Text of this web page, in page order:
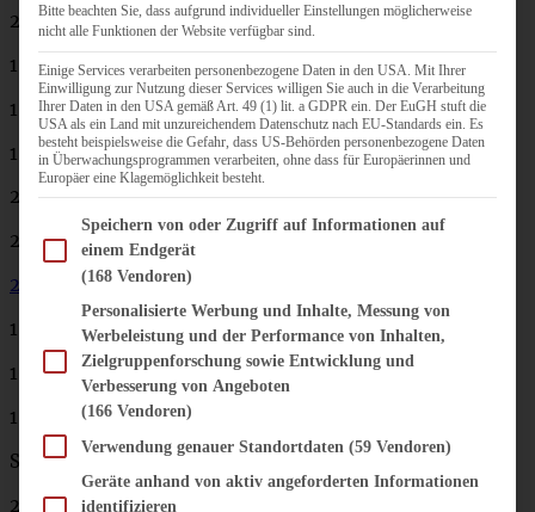
2 große Möhren
1 Zwiebel
1 Knoblauchzehe
150 g Erbsen TK
2 EL Tomatenmark
2 EL Mehl
2 EL Worcester-Sauce
150 ml Gemüsebrühe
100 ml Rotwein
1 TL Thymian
Salz und frisch gemahlener Pfeffer
2 – 3 EL Öl
Bitte beachten Sie, dass aufgrund individueller Einstellungen möglicherweise
nicht alle Funktionen der Website verfügbar sind.
Einige Services verarbeiten personenbezogene Daten in den USA. Mit Ihrer
Einwilligung zur Nutzung dieser Services willigen Sie auch in die Verarbeitung
Ihrer Daten in den USA gemäß Art. 49 (1) lit. a GDPR ein. Der EuGH stuft die
USA als ein Land mit unzureichendem Datenschutz nach EU-Standards ein. Es
besteht beispielsweise die Gefahr, dass US-Behörden personenbezogene Daten
in Überwachungsprogrammen verarbeiten, ohne dass für Europäerinnen und
Europäer eine Klagemöglichkeit besteht.
Im Folgenden finden Sie eine Liste der Zwecke des IAB Transparency and Consent
Speichern von oder Zugriff auf Informationen auf
einem Endgerät
(168 Vendoren)
Personalisierte Werbung und Inhalte, Messung von
Werbeleistung und der Performance von Inhalten,
Zielgruppenforschung sowie Entwicklung und
Verbesserung von Angeboten
(166 Vendoren)
Verwendung genauer Standortdaten (59 Vendoren)
Geräte anhand von aktiv angeforderten Informationen
identifizieren